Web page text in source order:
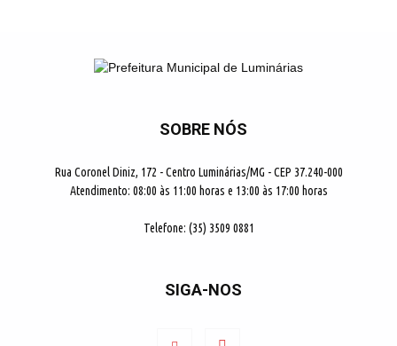
SOBRE NÓS
Rua Coronel Diniz, 172 - Centro Luminárias/MG - CEP 37.240-000
Atendimento: 08:00 às 11:00 horas e 13:00 às 17:00 horas
Telefone: (35) 3509 0881
SIGA-NOS